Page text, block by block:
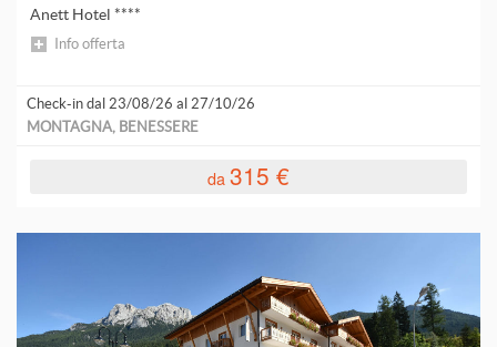
Anett Hotel ****
Info offerta
Check-in dal 23/08/26 al 27/10/26
MONTAGNA, BENESSERE
da 315 €